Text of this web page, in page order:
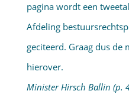
pagina wordt een
Afdeling
geciteerd. Graag dus de
hierover.
Minister Hirsch Ballin (p.